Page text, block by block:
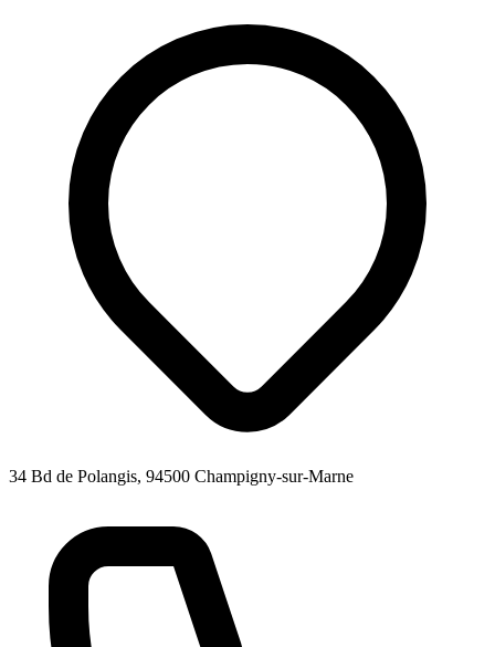
34 Bd de Polangis, 94500 Champigny-sur-Marne